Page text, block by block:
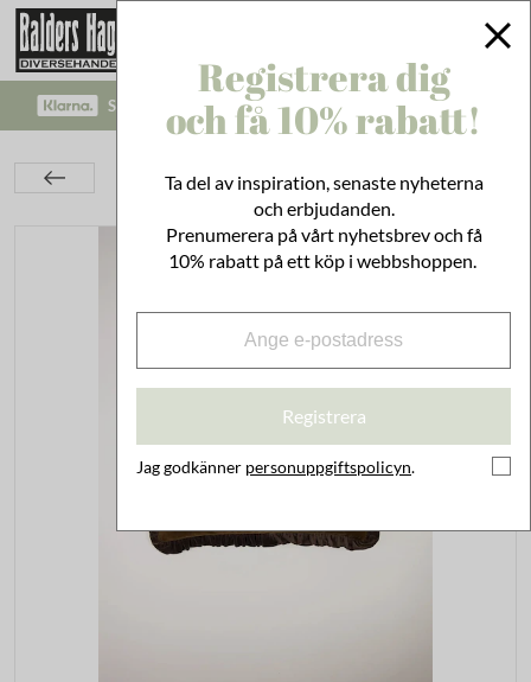
SÄKRA BETALNINGAR MED KLARNA CHECKOUT!
Kuddfodral Doris Olivgrön/Kaffe
Registrera dig
och få 10% rabatt!
Ta del av inspiration, senaste nyheterna
och erbjudanden.
Prenumerera på vårt nyhetsbrev och få
10% rabatt på ett köp i webbshoppen.
Registrera
Jag godkänner personuppgiftspolicyn.